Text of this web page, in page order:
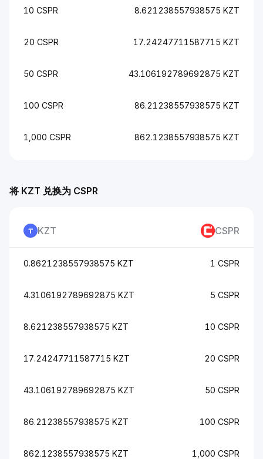
10 CSPR 8.621238557938575 KZT
20 CSPR 17.24247711587715 KZT
50 CSPR 43.106192789692875 KZT
100 CSPR 86.21238557938575 KZT
1,000 CSPR 862.1238557938575 KZT
将 KZT 兑换为 CSPR
KZT CSPR
0.8621238557938575 KZT 1 CSPR
4.3106192789692875 KZT 5 CSPR
8.621238557938575 KZT 10 CSPR
17.24247711587715 KZT 20 CSPR
43.106192789692875 KZT 50 CSPR
86.21238557938575 KZT 100 CSPR
862.1238557938575 KZT 1,000 CSPR